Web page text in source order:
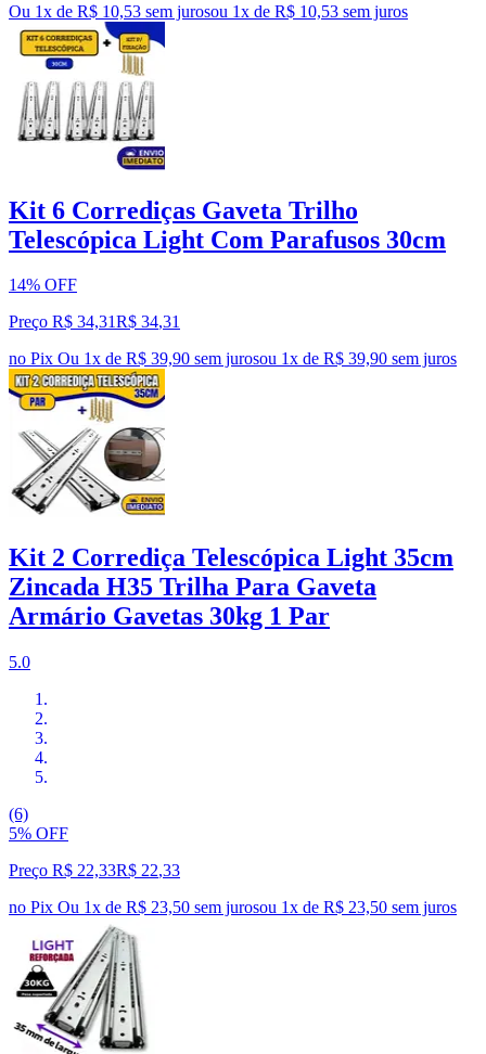
Ou 1x de R$ 10,53 sem jurosou 1x de R$ 10,53 sem juros
Kit 6 Corrediças Gaveta Trilho
Telescópica Light Com Parafusos 30cm
14% OFF
Preço R$ 34,31R$ 34,31
no Pix Ou 1x de R$ 39,90 sem jurosou 1x de R$ 39,90 sem juros
Kit 2 Corrediça Telescópica Light 35cm
Zincada H35 Trilha Para Gaveta
Armário Gavetas 30kg 1 Par
5.0
(6)
5% OFF
Preço R$ 22,33R$ 22,33
no Pix Ou 1x de R$ 23,50 sem jurosou 1x de R$ 23,50 sem juros